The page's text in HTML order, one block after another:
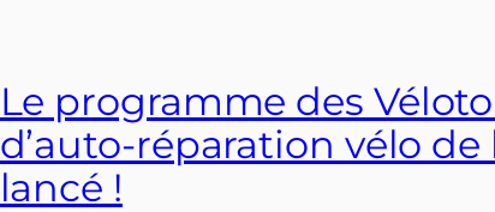
Le programme des
d’auto-réparation vélo de
lancé !